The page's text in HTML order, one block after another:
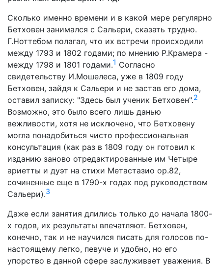
Сколько именно времени и в какой мере регулярно
Бетховен занимался с Сальери, сказать трудно.
Г.Ноттебом полагал, что их встречи происходили
между 1793 и 1802 годами; по мнению Р.Крамера -
между 1798 и 1801 годами.1 Согласно
свидетельству И.Мошелеса, уже в 1809 году
Бетховен, зайдя к Сальери и не застав его дома,
оставил записку: "Здесь был ученик Бетховен".2
Возможно, это было всего лишь данью
вежливости, хотя не исключено, что Бетховену
могла понадобиться чисто профессиональная
консультация (как раз в 1809 году он готовил к
изданию заново отредактированные им Четыре
ариетты и дуэт на стихи Метастазио ор.82,
сочиненные еще в 1790-х годах под руководством
Сальери).3
Даже если занятия длились только до начала 1800-
х годов, их результаты впечатляют. Бетховен,
конечно, так и не научился писать для голосов по-
настоящему легко, певуче и удобно, но его
упорство в данной сфере заслуживает уважения. В